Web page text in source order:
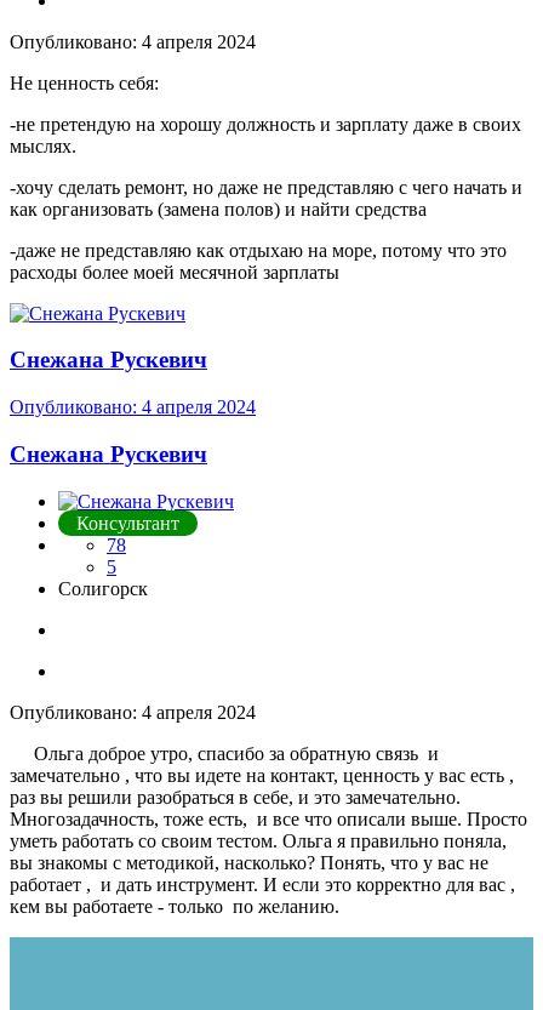
Опубликовано: 4 апреля 2024
Не ценность себя:
-не претендую на хорошу должность и зарплату даже в своих
мыслях.
-хочу сделать ремонт, но даже не представляю с чего начать и
как организовать (замена полов) и найти средства
-даже не представляю как отдыхаю на море, потому что это
расходы более моей месячной зарплаты
Снежана Рускевич
Опубликовано: 4 апреля 2024
Снежана Рускевич
Консультант
78
5
Солигорск
Опубликовано: 4 апреля 2024
Ольга доброе утро, спасибо за обратную связь и
замечательно , что вы идете на контакт, ценность у вас есть ,
раз вы решили разобраться в себе, и это замечательно.
Многозадачность, тоже есть, и все что описали выше. Просто
уметь работать со своим тестом. Ольга я правильно поняла,
вы знакомы с методикой, насколько? Понять, что у вас не
работает , и дать инструмент. И если это корректно для вас ,
кем вы работаете - только по желанию.